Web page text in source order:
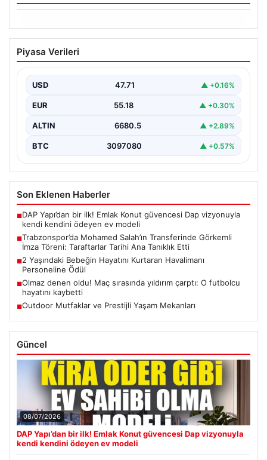
06.08.2026
Trabzonspor’da Mohamed Salah’ın
Transferinde Görkemli İmza Töreni:
Trabzonspor, dünya futbolunun yıldız isimlerinden
yaşıyor. Yoğun ilgiyle karşılanan…
Piyasa Verileri
USD 47.71 ▲ +0.16%
EUR 55.18 ▲ +0.30%
ALTIN 6680.5 ▲ +2.89%
BTC 3097080 ▲ +0.57%
Son Eklenen Haberler
■DAP Yapı’dan bir ilk! Emlak Konut güvencesi Dap vizyonuyla
kendi kendini ödeyen ev modeli
■Trabzonspor’da Mohamed Salah’ın Transferinde Görkemli
İmza Töreni: Taraftarlar Tarihi Ana Tanıklık Etti
■2 Yaşındaki Bebeğin Hayatını Kurtaran Havalimanı
Personeline Ödül
■Olmaz denen oldu! Maç sırasında yıldırım çarptı: O futbolcu
hayatını kaybetti
■Outdoor Mutfaklar ve Prestijli Yaşam Mekanları
Güncel
08/07/2026
DAP Yapı’dan bir ilk! Emlak Konut güvencesi Dap vizyonuyla
kendi kendini ödeyen ev modeli